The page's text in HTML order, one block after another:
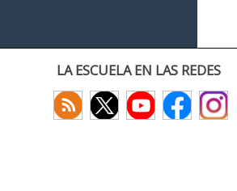
LA ESCUELA EN LAS REDES